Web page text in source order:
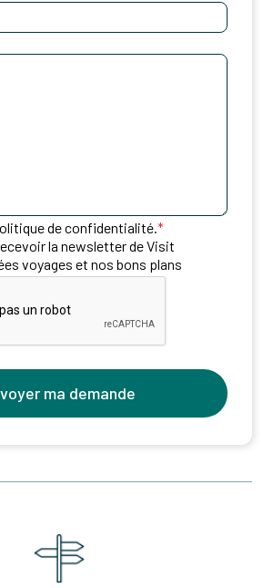
slash
AAAA
de confidentialité.*
la newsletter de Visit
voyages et nos bons plans
ma demande